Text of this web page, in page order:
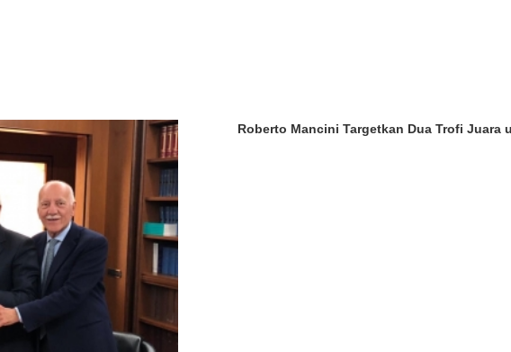
Roberto Mancini Targetkan Dua Trofi Juara